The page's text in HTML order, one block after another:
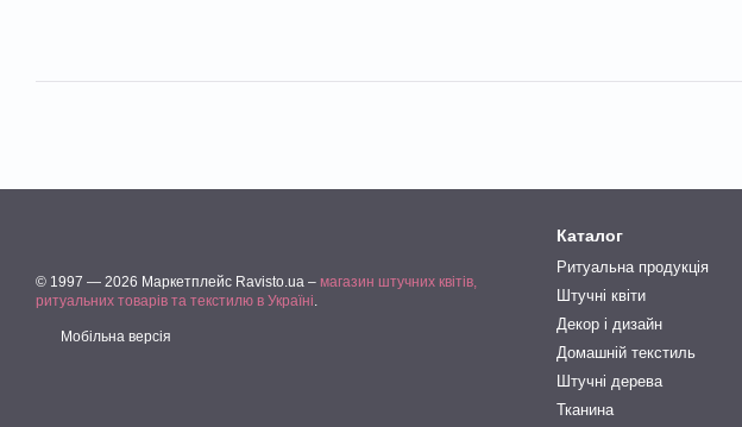
© 1997 — 2026 Маркетплейс Ravisto.ua – магазин штучних квітів,
ритуальних товарів та текстилю в Україні.
Мобільна версія
Каталог
Ритуальна продукція
Штучні квіти
Декор і дизайн
Домашній текстиль
Штучні дерева
Тканина